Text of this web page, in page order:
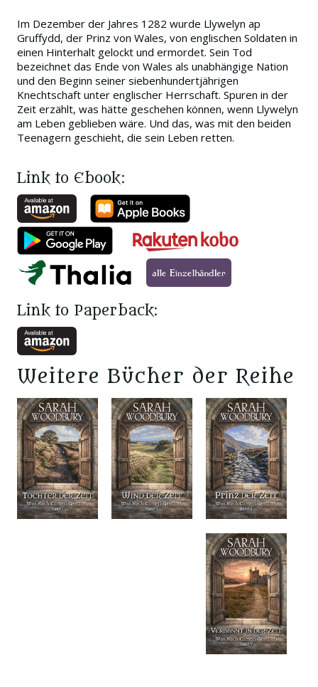
Im Dezember der Jahres 1282 wurde Llywelyn ap
Gruffydd, der Prinz von Wales, von englischen Soldaten in
einen Hinterhalt gelockt und ermordet. Sein Tod
bezeichnet das Ende von Wales als unabhängige Nation
und den Beginn seiner siebenhundertjährigen
Knechtschaft unter englischer Herrschaft. Spuren in der
Zeit erzählt, was hätte geschehen können, wenn Llywelyn
am Leben geblieben wäre. Und das, was mit den beiden
Teenagern geschieht, die sein Leben retten.
Link to Ebook:
Link to Paperback:
Weitere Bücher der Reihe